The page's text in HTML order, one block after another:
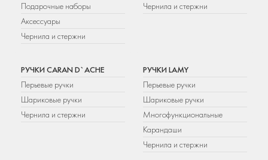
Подарочные наборы
Аксессуары
Чернила и стержни
Чернила и стержни
РУЧКИ CARAN D`ACHE
Перьевые ручки
Шариковые ручки
Чернила и стержни
РУЧКИ LAMY
Перьевые ручки
Шариковые ручки
Многофункциональные
Карандаши
Чернила и стержни